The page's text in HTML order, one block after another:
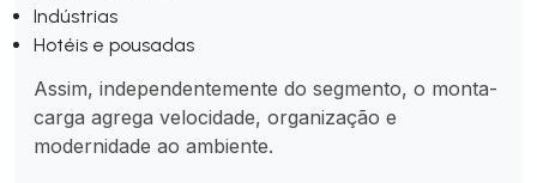
Indústrias
Hotéis e pousadas
Assim, independentemente do segmento, o monta-
carga agrega velocidade, organização e
modernidade ao ambiente.